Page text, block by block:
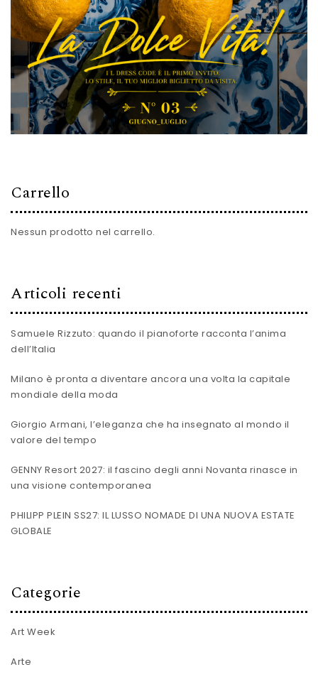
Carrello
Nessun prodotto nel carrello.
Articoli recenti
Samuele Rizzuto: quando il pianoforte racconta l’anima
dell’Italia
Milano è pronta a diventare ancora una volta la capitale
mondiale della moda
Giorgio Armani, l’eleganza che ha insegnato al mondo il
valore del tempo
GENNY Resort 2027: il fascino degli anni Novanta rinasce in
una visione contemporanea
PHILIPP PLEIN SS27: IL LUSSO NOMADE DI UNA NUOVA ESTATE
GLOBALE
Categorie
Art Week
Arte